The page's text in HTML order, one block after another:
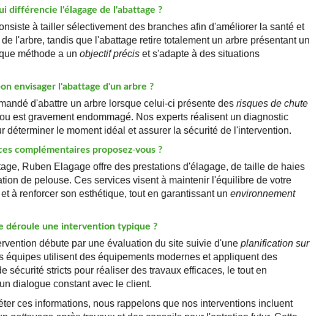
différencie l'élagage de l'abattage ?
à tailler sélectivement des branches afin d'améliorer la santé et
de l'arbre, tandis que l'abattage retire totalement un arbre présentant un
méthode a unobjectif précis et s'adapte à des situations
envisager l'abattage d'un arbre ?
d'abattre un arbre lorsque celui-ci présente desrisques de chute
ou est gravement endommagé. Nos experts réalisent un diagnostic
déterminer le moment idéal et assurer la sécurité de l'intervention.
complémentaires proposez-vous ?
Ruben Elagage offre des prestations d'élagage, de taille de haies
de pelouse. Ces services visent à maintenir l'équilibre de votre
à renforcer son esthétique, tout en garantissant unenvironnement
déroule une intervention typique ?
débute par une évaluation du site suivie d'uneplanification sur
équipes utilisent des équipements modernes et appliquent des
sécurité stricts pour réaliser des travaux efficaces, le tout en
dialogue constant avec le client.
ces informations, nous rappelons que nos interventions incluent